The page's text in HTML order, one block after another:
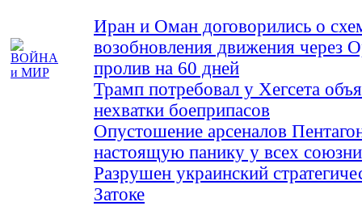
Иран и Оман договорились о
возобновления движения через
пролив на 60 дней
Трамп потребовал у Хегсета
нехватки боеприпасов
Опустошение арсеналов
настоящую панику у всех
Разрушен украинский
Затоке